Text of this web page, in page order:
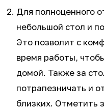
Для полноценного
небольшой стол и
Это позволит с
время работы,
домой. Также за
потрапезничать и
близких. Отметить